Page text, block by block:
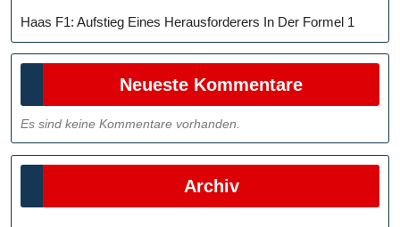
Haas F1: Aufstieg Eines Herausforderers In Der Formel 1
Neueste Kommentare
Es sind keine Kommentare vorhanden.
Archiv